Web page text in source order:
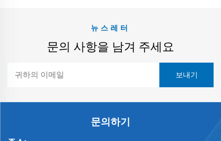
뉴스레터
문의 사항을 남겨 주세요
문의하기